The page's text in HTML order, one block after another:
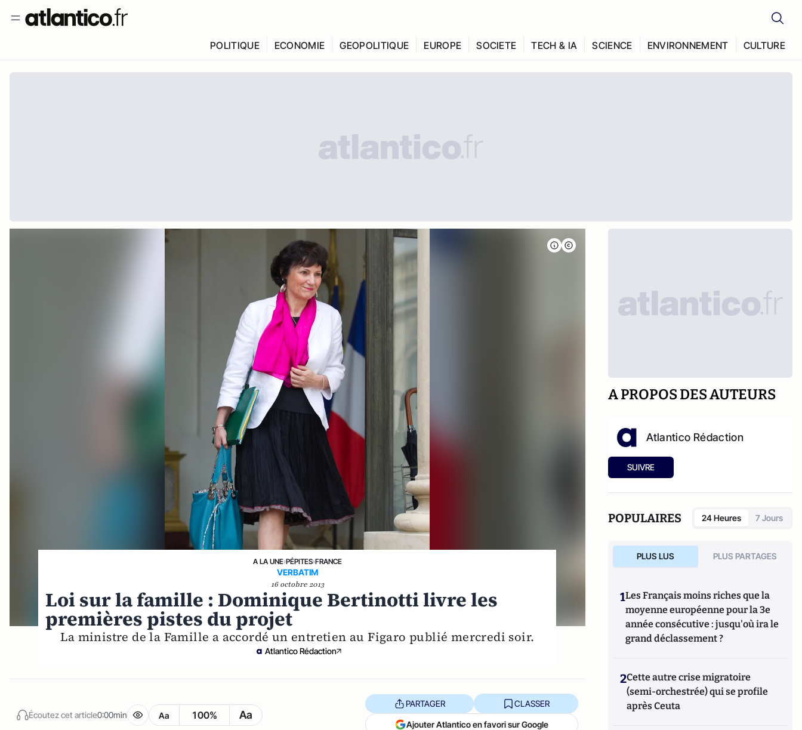
POLITIQUE ECONOMIE GEOPOLITIQUE EUROPE SOCIETE TECH & IA SCIENCE ENVIRONNEMENT CULTURE
A LA UNE›PÉPITES›FRANCE
VERBATIM
16 octobre 2013
Loi sur la famille : Dominique Bertinotti livre les
premières pistes du projet
La ministre de la Famille a accordé un entretien au Figaro publié mercredi soir.
Atlantico Rédaction
Écoutez cet article0:00min Aa 100% Aa
PARTAGER CLASSER
Ajouter Atlantico en favori sur Google
A PROPOS DES AUTEURS
Atlantico Rédaction
SUIVRE
POPULAIRES 24 Heures 7 Jours
PLUS LUS PLUS PARTAGES
1Les Français moins riches que la
moyenne européenne pour la 3e
année consécutive : jusqu'où ira le
grand déclassement ?
2Cette autre crise migratoire
(semi-orchestrée) qui se profile
après Ceuta